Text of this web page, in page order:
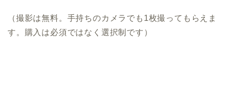
（撮影は無料。手持ちのカメラでも1枚撮ってもらえま
す。購入は必須ではなく選択制です）